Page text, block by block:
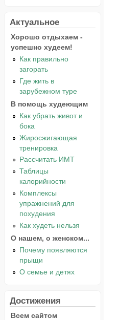
Актуальное
Хорошо отдыхаем -
успешно худеем!
Как правильно
загорать
Где жить в
зарубежном туре
В помощь худеющим
Как убрать живот и
бока
Жиросжигающая
тренировка
Рассчитать ИМТ
Таблицы
калорийности
Комплексы
упражнений для
похудения
Как худеть нельзя
О нашем, о женском...
Почему появляются
прыщи
О семье и детях
Достижения
Всем сайтом